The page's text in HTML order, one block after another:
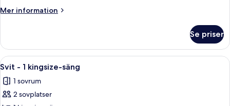
kingsize-
Mer information
Mer
rum
1
säng
Se priser
Öppna
alla
foton
för
Ett sovrum med en stor säng,
6
Svit - 1 kingsize-säng
1 sovrum
2 sovplatser